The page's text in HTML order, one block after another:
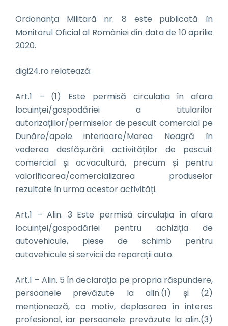
Ordonanța Militară nr. 8 este publicată în
Monitorul Oficial al României din data de 10 aprilie
2020.
digi24.ro relatează:
Art.1 – (1) Este permisă circulația în afara
locuinței/gospodăriei a titularilor
autorizațiilor/permiselor de pescuit comercial pe
Dunăre/apele interioare/Marea Neagră în
vederea desfășurării activităților de pescuit
comercial și acvacultură, precum și pentru
valorificarea/comercializarea produselor
rezultate în urma acestor activități.
Art.1 – Alin. 3 Este permisă circulația în afara
locuinței/gospodăriei pentru achiziția de
autovehicule, piese de schimb pentru
autovehicule și servicii de reparații auto.
Art.1 – Alin. 5 În declarația pe propria răspundere,
persoanele prevăzute la alin.(1) și (2)
menționează, ca motiv, deplasarea în interes
profesional, iar persoanele prevăzute la alin.(3)